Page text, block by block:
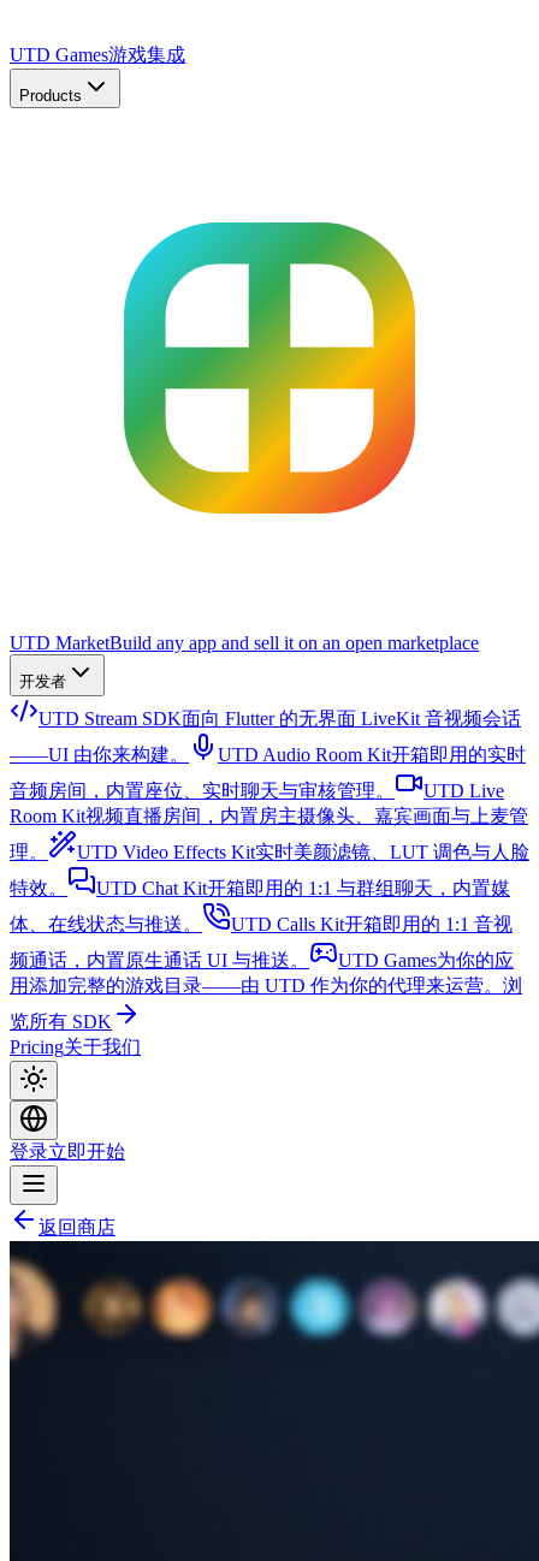
UTD Games游戏集成
Products
UTD MarketBuild any app and sell it on an open marketplace
开发者
UTD Stream SDK面向 Flutter 的无界面 LiveKit 音视频会话
——UI 由你来构建。
UTD Audio Room Kit开箱即用的实时
音频房间，内置座位、实时聊天与审核管理。
UTD Live
Room Kit视频直播房间，内置房主摄像头、嘉宾画面与上麦管
理。
UTD Video Effects Kit实时美颜滤镜、LUT 调色与人脸
特效。
UTD Chat Kit开箱即用的 1:1 与群组聊天，内置媒
体、在线状态与推送。
UTD Calls Kit开箱即用的 1:1 音视
频通话，内置原生通话 UI 与推送。
UTD Games为你的应
用添加完整的游戏目录——由 UTD 作为你的代理来运营。 浏
览所有 SDK
Pricing关于我们
登录立即开始
返回商店